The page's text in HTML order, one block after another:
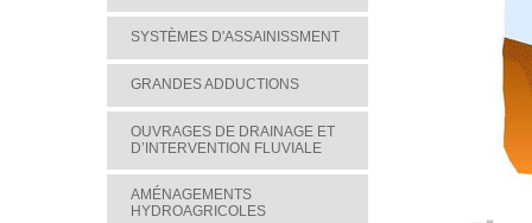
SYSTÈMES D'ASSAINISSMENT
GRANDES ADDUCTIONS
OUVRAGES DE DRAINAGE ET
D’INTERVENTION FLUVIALE
AMÉNAGEMENTS
HYDROAGRICOLES